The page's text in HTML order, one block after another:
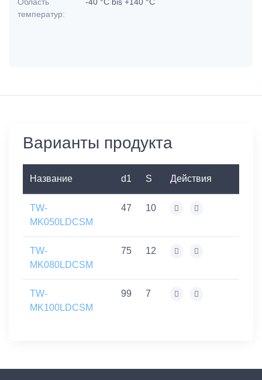
Область
температур:
-40 °C bis +140 °C
Варианты продукта
Название d1 S Действия
TW-
MK050LDCSM
47 10
TW-
MK080LDCSM
75 12
TW-
MK100LDCSM
99 7